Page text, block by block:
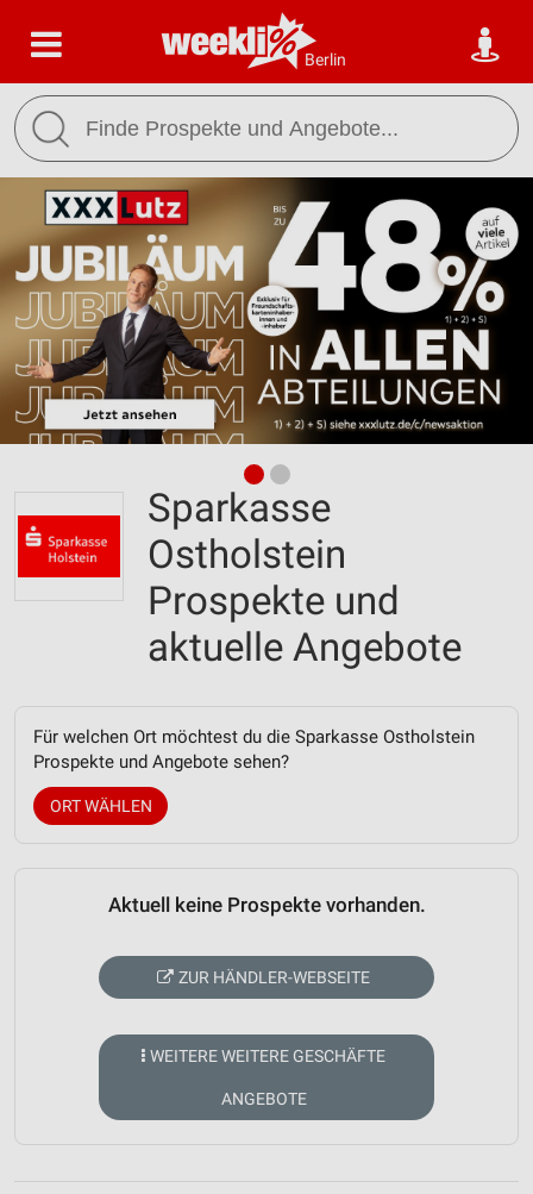
Berlin
Sparkasse
Ostholstein
Prospekte und
aktuelle Angebote
Für welchen Ort möchtest du die Sparkasse Ostholstein
Prospekte und Angebote sehen?
ORT WÄHLEN
Aktuell keine Prospekte vorhanden.
ZUR HÄNDLER-WEBSEITE
WEITERE WEITERE GESCHÄFTE
ANGEBOTE